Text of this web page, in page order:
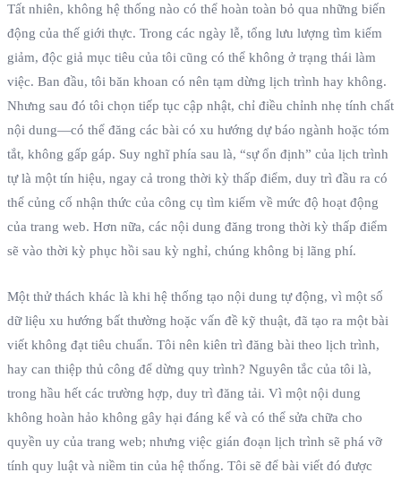
Tất nhiên, không hệ thống nào có thể hoàn toàn bỏ qua những biến
động của thế giới thực. Trong các ngày lễ, tổng lưu lượng tìm kiếm
giảm, độc giả mục tiêu của tôi cũng có thể không ở trạng thái làm
việc. Ban đầu, tôi băn khoan có nên tạm dừng lịch trình hay không.
Nhưng sau đó tôi chọn tiếp tục cập nhật, chỉ điều chỉnh nhẹ tính chất
nội dung—có thể đăng các bài có xu hướng dự báo ngành hoặc tóm
tắt, không gấp gáp. Suy nghĩ phía sau là, “sự ổn định” của lịch trình
tự là một tín hiệu, ngay cả trong thời kỳ thấp điểm, duy trì đầu ra có
thể củng cố nhận thức của công cụ tìm kiếm về mức độ hoạt động
của trang web. Hơn nữa, các nội dung đăng trong thời kỳ thấp điểm
sẽ vào thời kỳ phục hồi sau kỳ nghỉ, chúng không bị lãng phí.
Một thử thách khác là khi hệ thống tạo nội dung tự động, vì một số
dữ liệu xu hướng bất thường hoặc vấn đề kỹ thuật, đã tạo ra một bài
viết không đạt tiêu chuẩn. Tôi nên kiên trì đăng bài theo lịch trình,
hay can thiệp thủ công để dừng quy trình? Nguyên tắc của tôi là,
trong hầu hết các trường hợp, duy trì đăng tải. Vì một nội dung
không hoàn hảo không gây hại đáng kể và có thể sửa chữa cho
quyền uy của trang web; nhưng việc gián đoạn lịch trình sẽ phá vỡ
tính quy luật và niềm tin của hệ thống. Tôi sẽ để bài viết đó được